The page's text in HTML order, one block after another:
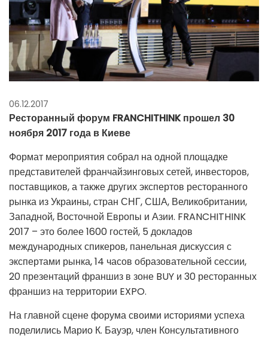
06.12.2017
Ресторанный форум FRANCHITHINK прошел 30
ноября 2017 года в Киеве
Формат мероприятия собрал на одной площадке
представителей франчайзинговых сетей, инвесторов,
поставщиков, а также других экспертов ресторанного
рынка из Украины, стран СНГ, США, Великобритании,
Западной, Восточной Европы и Азии. FRANCHITHINK
2017 – это более 1600 гостей, 5 докладов
международных спикеров, панельная дискуссия с
экспертами рынка, 14 часов образовательной сессии,
20 презентаций франшиз в зоне BUY и 30 ресторанных
франшиз на территории EXPO.
На главной сцене форума своими историями успеха
поделились Марио К. Бауэр, член Консультативного